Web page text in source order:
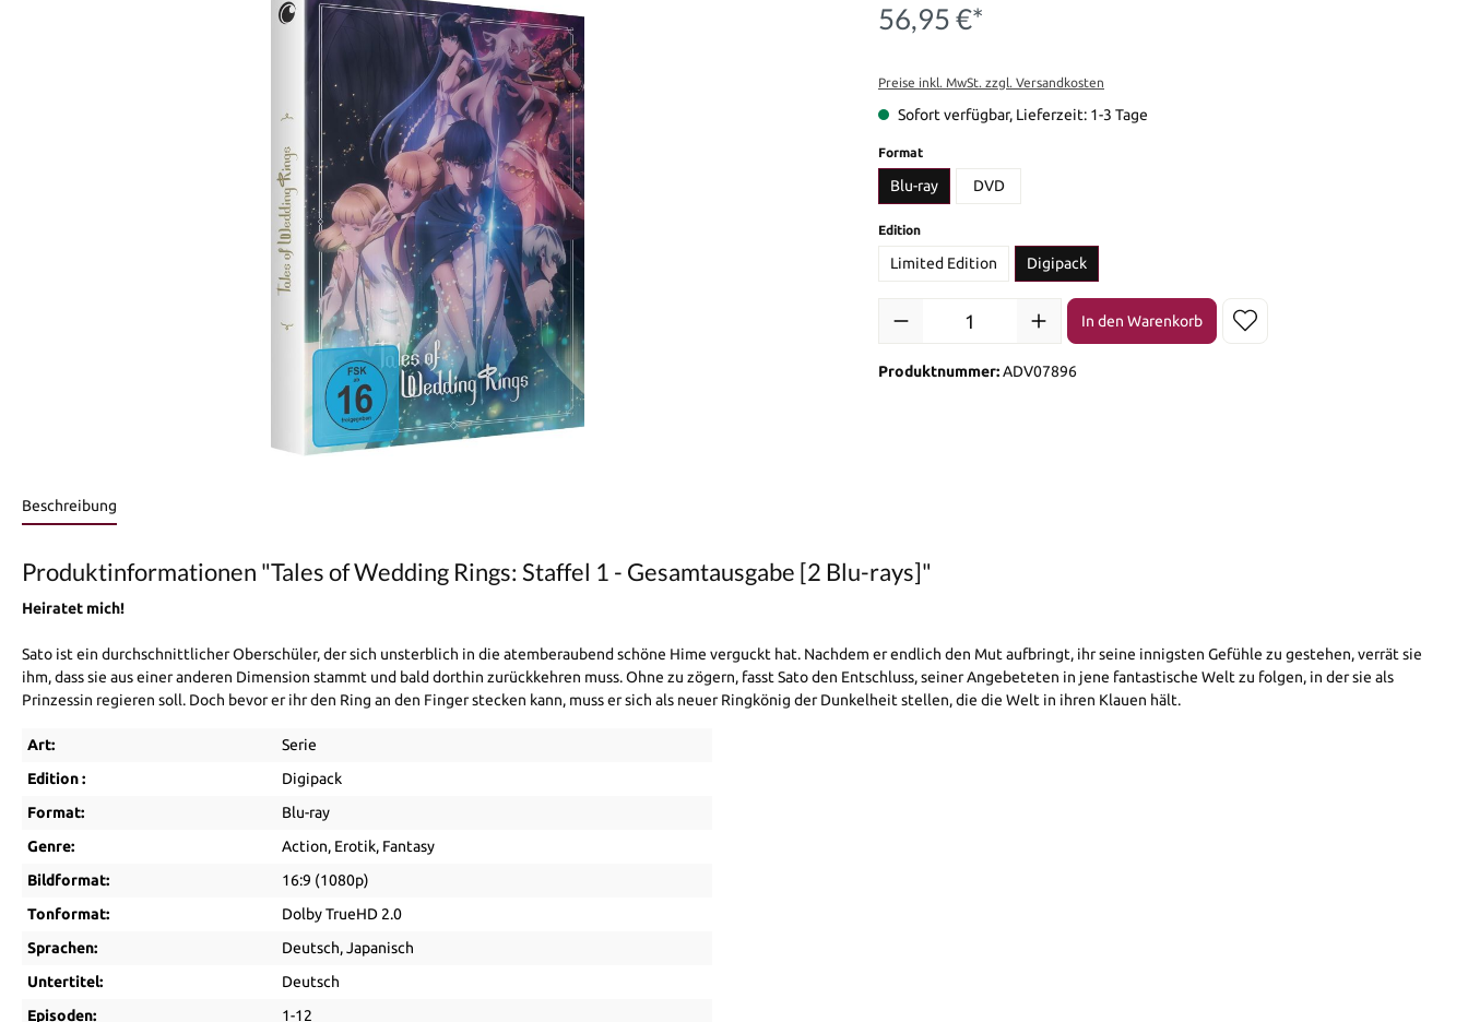
56,95 €*
Preise inkl. MwSt. zzgl. Versandkosten
Sofort verfügbar, Lieferzeit: 1-3 Tage
Formatauswählen
Blu-ray DVD
Editionauswählen
Limited Edition Digipack
Produkt Anzahl: Gib den gewünschten Wert ein oder benutze die
In den Warenkorb
Produktnummer:ADV07896
Beschreibung
Produktinformationen "Tales of Wedding Rings: Staffel 1 - Gesamtausgabe [2 Blu-rays]"
Heiratet mich!
Sato ist ein durchschnittlicher Oberschüler, der sich unsterblich in die atemberaubend schöne Hime verguckt hat. Nachdem er endlich den Mut aufbringt, ihr seine innigsten Gefühle zu gestehen, verrät sie
ihm, dass sie aus einer anderen Dimension stammt und bald dorthin zurückkehren muss. Ohne zu zögern, fasst Sato den Entschluss, seiner Angebeteten in jene fantastische Welt zu folgen, in der sie als
Prinzessin regieren soll. Doch bevor er ihr den Ring an den Finger stecken kann, muss er sich als neuer Ringkönig der Dunkelheit stellen, die die Welt in ihren Klauen hält.
Art:
Serie
Edition :
Digipack
Format:
Blu-ray
Genre:
Action, Erotik, Fantasy
Bildformat:
16:9 (1080p)
Tonformat:
Dolby TrueHD 2.0
Sprachen:
Deutsch, Japanisch
Untertitel:
Deutsch
Episoden:
1-12